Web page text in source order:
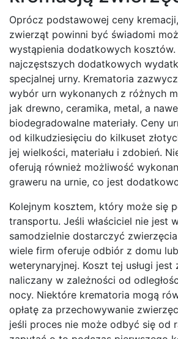
Oprócz podstawowej ceny
zwierząt powinni być świadomi
wystąpienia dodatkowych kosztów.
najczęstszych dodatkowych
specjalnej urny. Krematoria
wybór urn wykonanych z różnych
jak drewno, ceramika, metal, a
biodegradowalne materiały. Ceny
od kilkudziesięciu do kilkuset
jej wielkości, materiału i zdobień.
oferują również możliwość
graweru na urnie, co jest
Kolejnym kosztem, który może się
transportu. Jeśli właściciel nie jest
samodzielnie dostarczyć
wiele firm oferuje odbiór z domu
weterynaryjnej. Koszt tej usługi jest
naliczany w zależności od
nocy. Niektóre krematoria mogą
opłatę za przechowywanie
jeśli proces nie może odbyć się od